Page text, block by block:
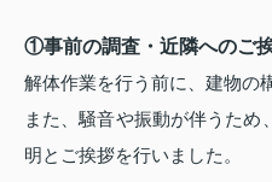
①事前の調査・近隣へのご
解体作業を行う前に、建物の
また、騒音や振動が伴うため
明とご挨拶を行いました。